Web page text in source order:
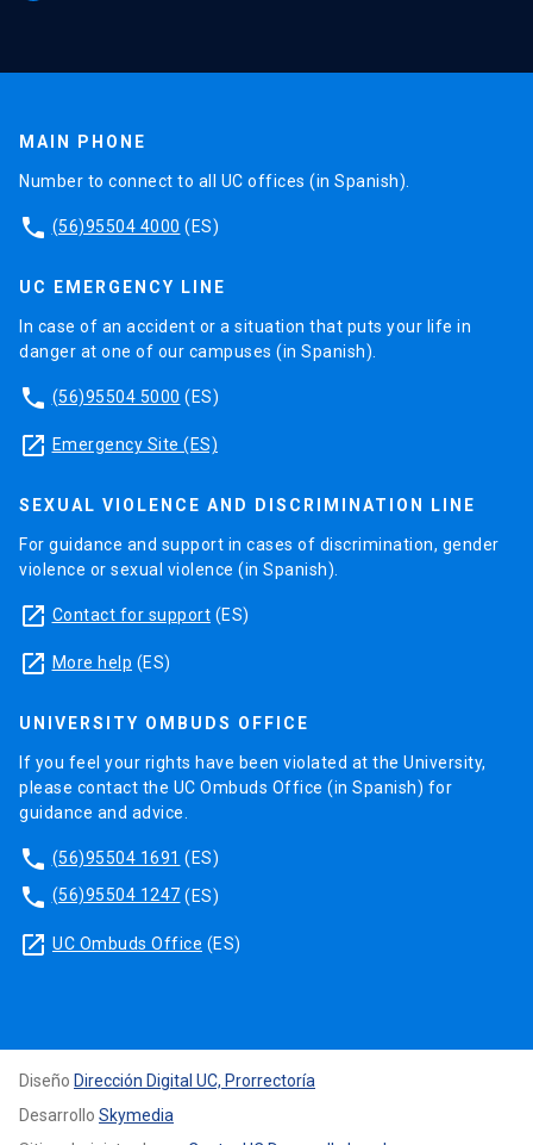
MAIN PHONE
Number to connect to all UC offices (in Spanish).
phone (56)95504 4000 (ES)
UC EMERGENCY LINE
In case of an accident or a situation that puts your life in
danger at one of our campuses (in Spanish).
phone (56)95504 5000 (ES)
launch Emergency Site (ES)
SEXUAL VIOLENCE AND DISCRIMINATION LINE
For guidance and support in cases of discrimination, gender
violence or sexual violence (in Spanish).
launch Contact for support (ES)
launch More help (ES)
UNIVERSITY OMBUDS OFFICE
If you feel your rights have been violated at the University,
please contact the UC Ombuds Office (in Spanish) for
guidance and advice.
phone (56)95504 1691 (ES)
phone (56)95504 1247 (ES)
launch UC Ombuds Office (ES)
Diseño Dirección Digital UC, Prorrectoría
Desarrollo Skymedia